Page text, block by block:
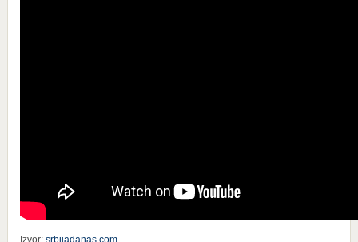
Izvor: srbijadanas.com